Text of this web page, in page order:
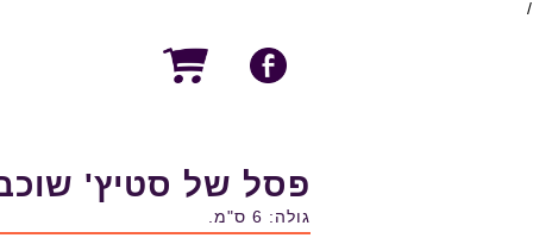
/
פסל של סטיץ'
גולה: 6 ס"מ.